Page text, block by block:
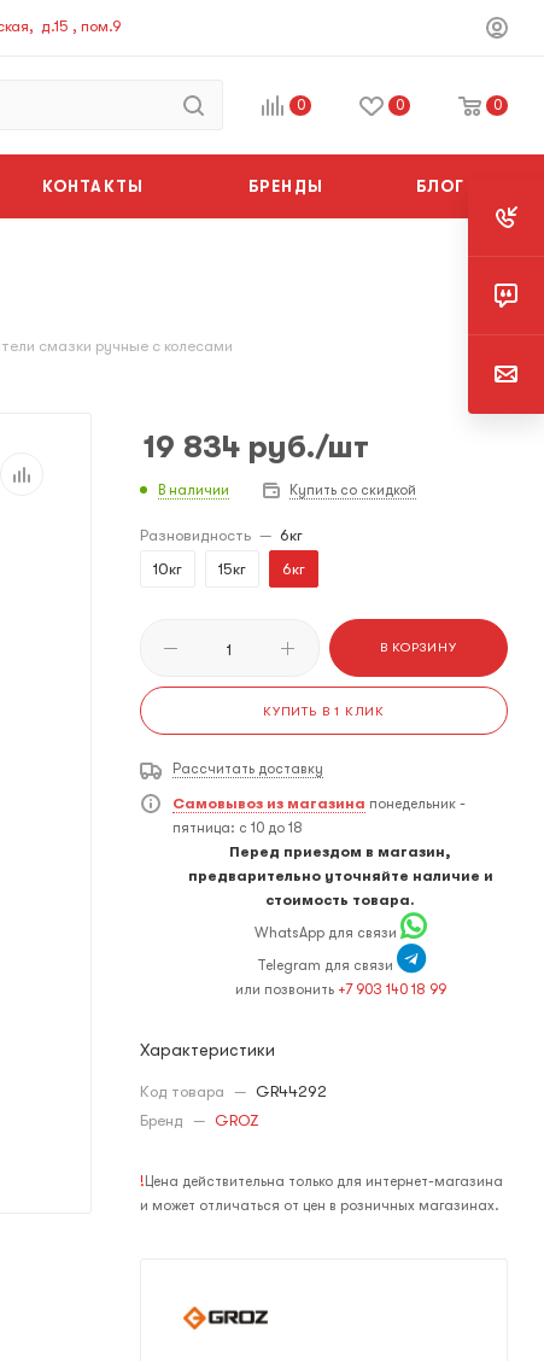
д.15 , пом.9
0 0 0
КОНТАКТЫ БРЕНДЫ БЛОГ
смазки ручные с колесами
19 834 руб./шт
В наличии Купить со скидкой
Разновидность — 6кг
10кг
15кг 6кг
В КОРЗИНУ
КУПИТЬ В 1 КЛИК
Рассчитать доставку
Самовывоз из магазина понедельник -
пятница: с 10 до 18
Перед приездом в магазин,
предварительно уточняйте наличие и
стоимость товара.
WhatsApp для связи
Telegram для связи
или позвонить +7 903 140 18 99
Характеристики
Код товара — GR44292
Бренд — GROZ
! Цена действительна только для интернет-магазина
и может отличаться от цен в розничных магазинах.